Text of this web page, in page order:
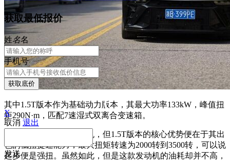
其中1.5T版本作为基础动力版本，其最大功率133kW，峰值扭
矩290N·m，匹配7速湿式双离合变速箱。
虽然是一款小排量发动机，但1.5T版本的核心优势便在于其出
色的低扭提速能力，最大扭矩转速为2000转到3500转，可以说
起步便是强扭。虽然如此，但是这款发动机的油耗却并不高，
获取最低报价
姓名名
手机号
获取底价
X
取消 退出
发送